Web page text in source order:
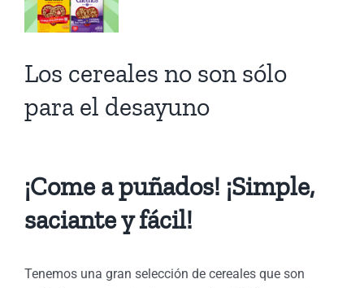
Los cereales no son sólo
para el desayuno
¡Come a puñados! ¡Simple,
saciante y fácil!
Tenemos una gran selección de cereales que son